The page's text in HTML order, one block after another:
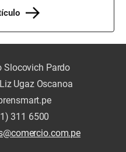
Slocovich Pardo
Ugaz Oscanoa
311 6500